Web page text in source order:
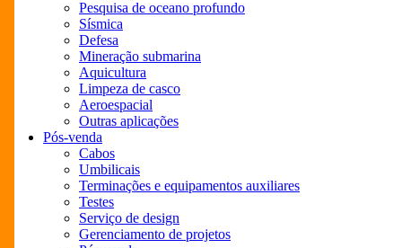
Pesquisa de oceano profundo
Sísmica
Defesa
Mineração submarina
Aquicultura
Limpeza de casco
Aeroespacial
Outras aplicações
Pós-venda
Cabos
Umbilicais
Terminações e equipamentos auxiliares
Testes
Serviço de design
Gerenciamento de projetos